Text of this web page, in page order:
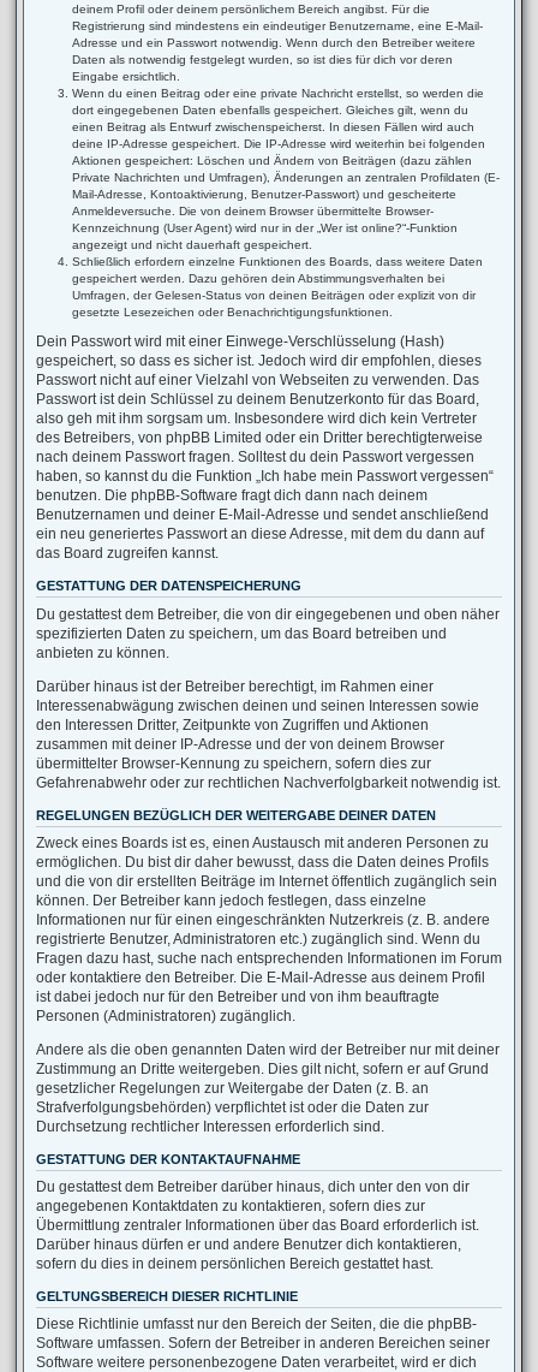
deinem Profil oder deinem persönlichem Bereich angibst. Für die
Registrierung sind mindestens ein eindeutiger Benutzername, eine E-Mail-
Adresse und ein Passwort notwendig. Wenn durch den Betreiber weitere
Daten als notwendig festgelegt wurden, so ist dies für dich vor deren
Eingabe ersichtlich.
Wenn du einen Beitrag oder eine private Nachricht erstellst, so werden die
dort eingegebenen Daten ebenfalls gespeichert. Gleiches gilt, wenn du
einen Beitrag als Entwurf zwischenspeicherst. In diesen Fällen wird auch
deine IP-Adresse gespeichert. Die IP-Adresse wird weiterhin bei folgenden
Aktionen gespeichert: Löschen und Ändern von Beiträgen (dazu zählen
Private Nachrichten und Umfragen), Änderungen an zentralen Profildaten (E-
Mail-Adresse, Kontoaktivierung, Benutzer-Passwort) und gescheiterte
Anmeldeversuche. Die von deinem Browser übermittelte Browser-
Kennzeichnung (User Agent) wird nur in der „Wer ist online?“-Funktion
angezeigt und nicht dauerhaft gespeichert.
Schließlich erfordern einzelne Funktionen des Boards, dass weitere Daten
gespeichert werden. Dazu gehören dein Abstimmungsverhalten bei
Umfragen, der Gelesen-Status von deinen Beiträgen oder explizit von dir
gesetzte Lesezeichen oder Benachrichtigungsfunktionen.
Dein Passwort wird mit einer Einwege-Verschlüsselung (Hash)
gespeichert, so dass es sicher ist. Jedoch wird dir empfohlen, dieses
Passwort nicht auf einer Vielzahl von Webseiten zu verwenden. Das
Passwort ist dein Schlüssel zu deinem Benutzerkonto für das Board,
also geh mit ihm sorgsam um. Insbesondere wird dich kein Vertreter
des Betreibers, von phpBB Limited oder ein Dritter berechtigterweise
nach deinem Passwort fragen. Solltest du dein Passwort vergessen
haben, so kannst du die Funktion „Ich habe mein Passwort vergessen“
benutzen. Die phpBB-Software fragt dich dann nach deinem
Benutzernamen und deiner E-Mail-Adresse und sendet anschließend
ein neu generiertes Passwort an diese Adresse, mit dem du dann auf
das Board zugreifen kannst.
GESTATTUNG DER DATENSPEICHERUNG
Du gestattest dem Betreiber, die von dir eingegebenen und oben näher
spezifizierten Daten zu speichern, um das Board betreiben und
anbieten zu können.
Darüber hinaus ist der Betreiber berechtigt, im Rahmen einer
Interessenabwägung zwischen deinen und seinen Interessen sowie
den Interessen Dritter, Zeitpunkte von Zugriffen und Aktionen
zusammen mit deiner IP-Adresse und der von deinem Browser
übermittelter Browser-Kennung zu speichern, sofern dies zur
Gefahrenabwehr oder zur rechtlichen Nachverfolgbarkeit notwendig ist.
REGELUNGEN BEZÜGLICH DER WEITERGABE DEINER DATEN
Zweck eines Boards ist es, einen Austausch mit anderen Personen zu
ermöglichen. Du bist dir daher bewusst, dass die Daten deines Profils
und die von dir erstellten Beiträge im Internet öffentlich zugänglich sein
können. Der Betreiber kann jedoch festlegen, dass einzelne
Informationen nur für einen eingeschränkten Nutzerkreis (z. B. andere
registrierte Benutzer, Administratoren etc.) zugänglich sind. Wenn du
Fragen dazu hast, suche nach entsprechenden Informationen im Forum
oder kontaktiere den Betreiber. Die E-Mail-Adresse aus deinem Profil
ist dabei jedoch nur für den Betreiber und von ihm beauftragte
Personen (Administratoren) zugänglich.
Andere als die oben genannten Daten wird der Betreiber nur mit deiner
Zustimmung an Dritte weitergeben. Dies gilt nicht, sofern er auf Grund
gesetzlicher Regelungen zur Weitergabe der Daten (z. B. an
Strafverfolgungsbehörden) verpflichtet ist oder die Daten zur
Durchsetzung rechtlicher Interessen erforderlich sind.
GESTATTUNG DER KONTAKTAUFNAHME
Du gestattest dem Betreiber darüber hinaus, dich unter den von dir
angegebenen Kontaktdaten zu kontaktieren, sofern dies zur
Übermittlung zentraler Informationen über das Board erforderlich ist.
Darüber hinaus dürfen er und andere Benutzer dich kontaktieren,
sofern du dies in deinem persönlichen Bereich gestattet hast.
GELTUNGSBEREICH DIESER RICHTLINIE
Diese Richtlinie umfasst nur den Bereich der Seiten, die die phpBB-
Software umfassen. Sofern der Betreiber in anderen Bereichen seiner
Software weitere personenbezogene Daten verarbeitet, wird er dich